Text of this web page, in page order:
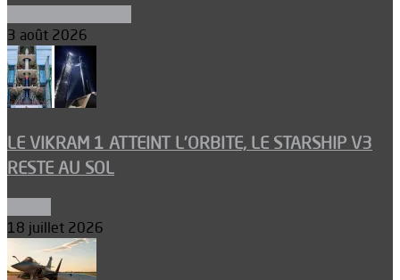
3 août 2026
LE VIKRAM 1 ATTEINT L’ORBITE, LE STARSHIP V3
RESTE AU SOL
18 juillet 2026